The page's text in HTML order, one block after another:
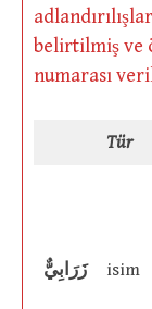
belirtilmiş ve
numarası
Tür
زَرَابِيٌّ isim